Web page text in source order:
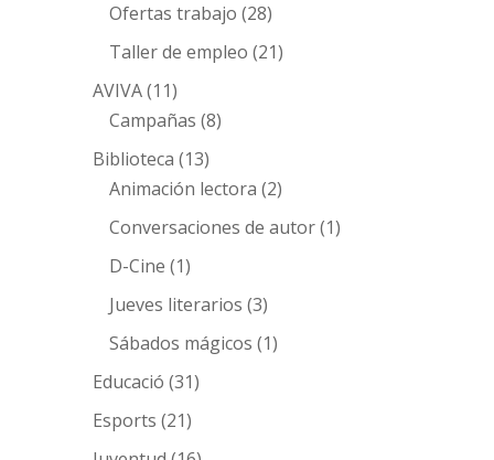
Ofertas trabajo (28)
Taller de empleo (21)
AVIVA(11)
Campañas (8)
Biblioteca (13)
Animación lectora (2)
Conversaciones de autor(1)
D-Cine (1)
Jueves literarios (3)
Sábados mágicos (1)
Educació (31)
Esports (21)